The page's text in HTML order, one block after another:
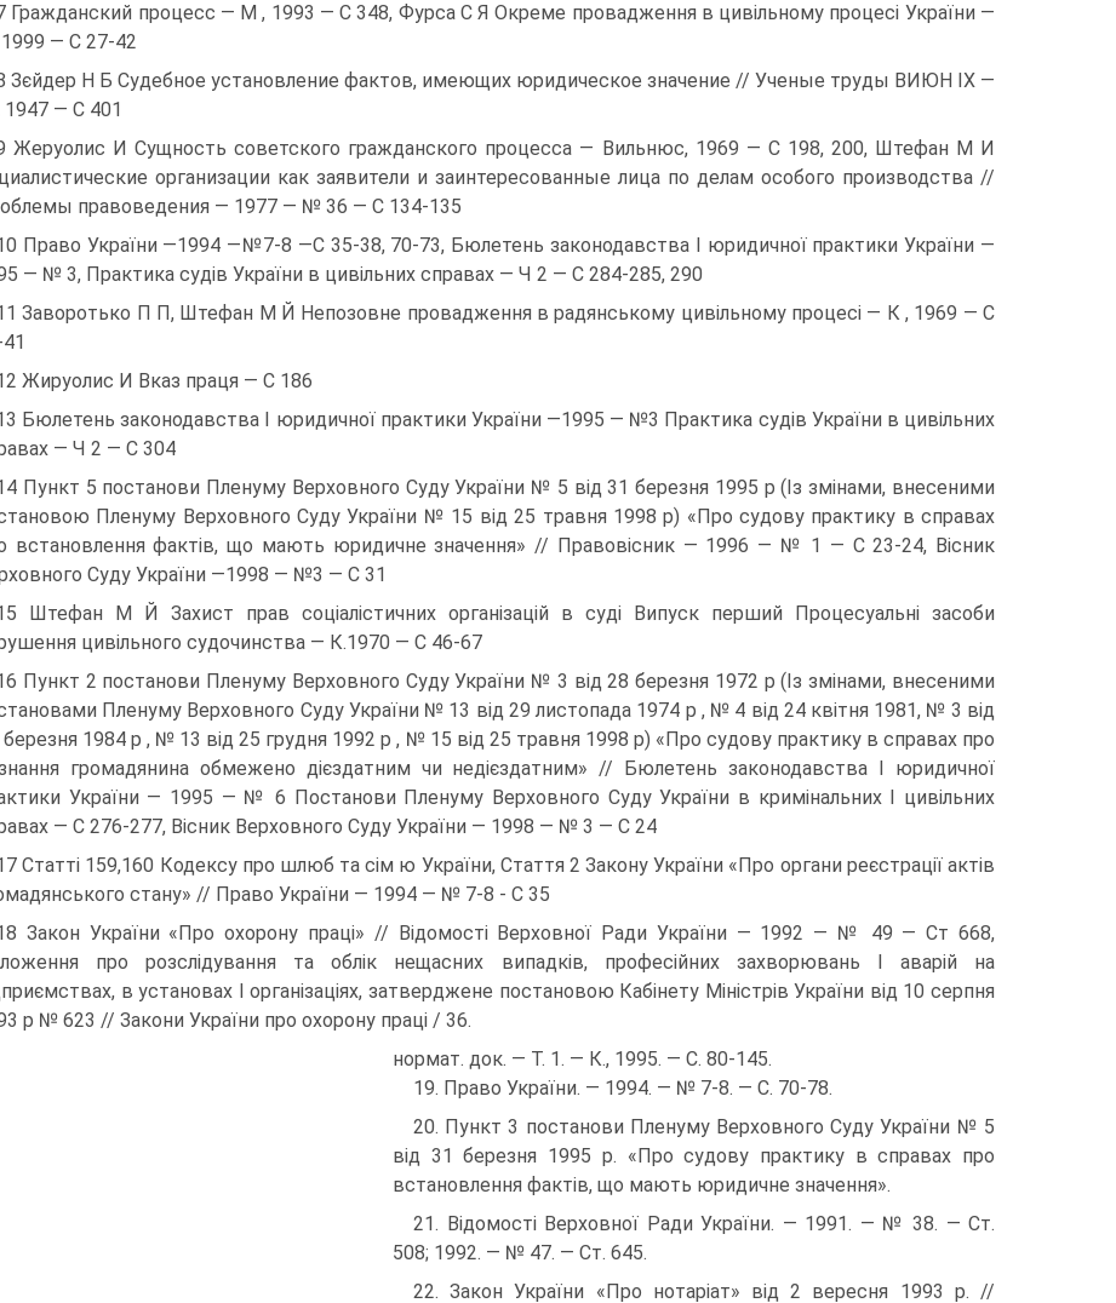
Гражданский процесс — М , 1993 — С 348, Фурса С Я Окреме провадження в цивільному процесі України —
— С 27-42
Зєйдер Н Б Судебное установление фактов, имеющих юридическое значение // Ученые труды ВИЮН IX —
— С 401
Жеруолис И Сущность советского гражданского процесса — Вильнюс, 1969 — С 198, 200, Штефан М И
организации как заявители и заинтересованные лица по делам особого производства //
правоведения — 1977 — № 36 — С 134-135
Право України —1994 —№7-8 —С 35-38, 70-73, Бюлетень законодавства І юридичної практики України —
— № 3, Практика судів України в цивільних справах — Ч 2 — С 284-285, 290
Заворотько П П, Штефан М Й Непозовне провадження в радянському цивільному процесі — К , 1969 — С
Жируолис И Вказ праця — С 186
Бюлетень законодавства І юридичної практики України —1995 — №3 Практика судів України в цивільних
— Ч 2 — С 304
Пункт 5 постанови Пленуму Верховного Суду України № 5 від 31 березня 1995 р (Із змінами, внесеними
Пленуму Верховного Суду України № 15 від 25 травня 1998 р) «Про судову практику в справах
встановлення фактів, що мають юридичне значення» // Правовісник — 1996 — № 1 — С 23-24, Вісник
Суду України —1998 — №3 — С 31
Штефан М Й Захист прав соціалістичних організацій в суді Випуск перший Процесуальні засоби
цивільного судочинства — К.1970 — С 46-67
Пункт 2 постанови Пленуму Верховного Суду України № 3 від 28 березня 1972 р (Із змінами, внесеними
Пленуму Верховного Суду України № 13 від 29 листопада 1974 р , № 4 від 24 квітня 1981, № 3 від
1984 р , № 13 від 25 грудня 1992 р , № 15 від 25 травня 1998 р) «Про судову практику в справах про
громадянина обмежено дієздатним чи недієздатним» // Бюлетень законодавства І юридичної
України — 1995 — № 6 Постанови Пленуму Верховного Суду України в кримінальних І цивільних
— С 276-277, Вісник Верховного Суду України — 1998 — № 3 — С 24
Статті 159,160 Кодексу про шлюб та сім ю України, Стаття 2 Закону України «Про органи реєстрації актів
стану» // Право України — 1994 — № 7-8 - С 35
Закон України «Про охорону праці» // Відомості Верховної Ради України — 1992 — № 49 — Ст 668,
про розслідування та облік нещасних випадків, професійних захворювань І аварій на
в установах І організаціях, затверджене постановою Кабінету Міністрів України від 10 серпня
р № 623 // Закони України про охорону праці / 36.
нормат. док. — Т. 1. — К., 1995. — С. 80-145.
19. Право України. — 1994. — № 7-8. — С. 70-78.
20. Пункт 3 постанови Пленуму Верховного Суду України № 5
від 31 березня 1995 р. «Про судову практику в справах про
встановлення фактів, що мають юридичне значення».
21. Відомості Верховної Ради України. — 1991. — № 38. — Ст.
508; 1992. — № 47. — Ст. 645.
22. Закон України «Про нотаріат» від 2 вересня 1993 р. //